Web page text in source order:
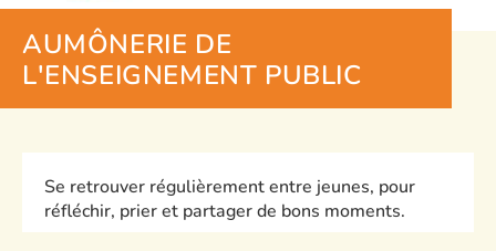
AUMÔNERIE DE
L'ENSEIGNEMENT PUBLIC
Se retrouver régulièrement entre jeunes, pour
réfléchir, prier et partager de bons moments.